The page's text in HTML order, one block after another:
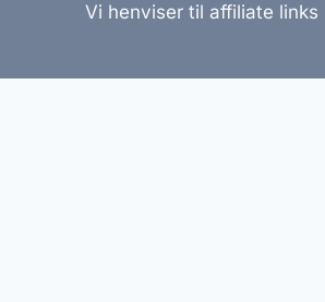
Vi henviser til affiliate links